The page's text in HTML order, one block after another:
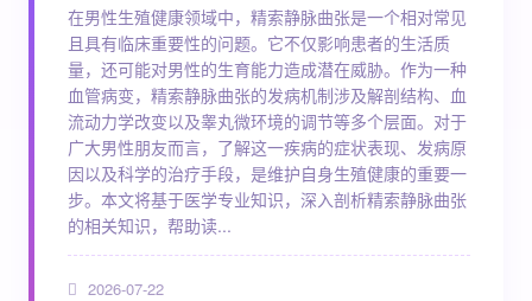
在男性生殖健康领域中，精索静脉曲张是一个相对常见
且具有临床重要性的问题。它不仅影响患者的生活质
量，还可能对男性的生育能力造成潜在威胁。作为一种
血管病变，精索静脉曲张的发病机制涉及解剖结构、血
流动力学改变以及睾丸微环境的调节等多个层面。对于
广大男性朋友而言，了解这一疾病的症状表现、发病原
因以及科学的治疗手段，是维护自身生殖健康的重要一
步。本文将基于医学专业知识，深入剖析精索静脉曲张
的相关知识，帮助读...
2026-07-22